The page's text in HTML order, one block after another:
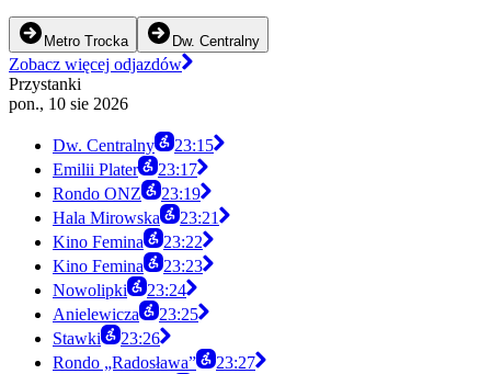
Metro Trocka Dw. Centralny
Zobacz więcej odjazdów
Przystanki
pon., 10 sie 2026
Dw. Centralny
23:15
Emilii Plater
23:17
Rondo ONZ
23:19
Hala Mirowska
23:21
Kino Femina
23:22
Kino Femina
23:23
Nowolipki
23:24
Anielewicza
23:25
Stawki
23:26
Rondo „Radosława”
23:27